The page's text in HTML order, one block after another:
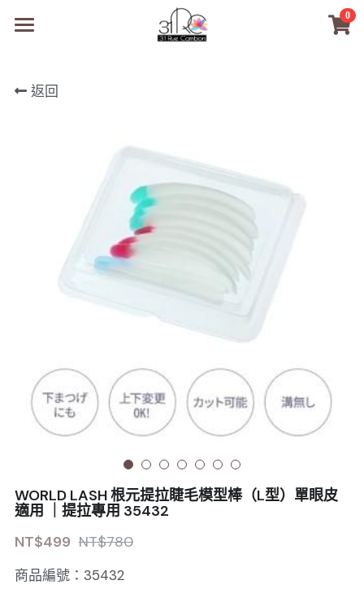
0
商品
PreMedi眼部護理
經典單根圓毛
超值購物金
扁毛調色
日式扁毛
極細睫毛
W型睫毛
彩色睫毛
睫毛黑膠
睫毛前處裡
睫毛卸除
睫毛提拉
睫毛夾子
睫毛周邊
Sale睫毛
絕版彩睫
絕版扁毛
絕版圓毛
絕版W型
日本OMD美甲品牌
轉頭凝膠
凝膠筆刷
凝膠機器
修甲磨棒
搜索
繁體中文
註冊/登入
返回
WORLD LASH 根元提拉睫毛模型棒（L型）單眼皮
適用 ｜提拉專用 35432
NT$499 NT$780
商品編號：35432
×
商品分類
所有商品分類